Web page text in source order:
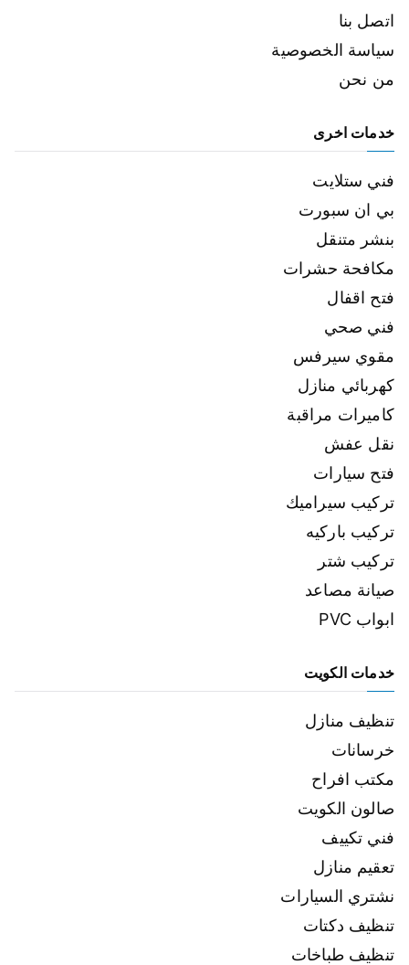
اتصل بنا
سياسة الخصوصية
من نحن
خدمات اخرى
فني ستلايت
بي ان سبورت
بنشر متنقل
مكافحة حشرات
فتح اقفال
فني صحي
مقوي سيرفس
كهربائي منازل
كاميرات مراقبة
نقل عفش
فتح سيارات
تركيب سيراميك
تركيب باركيه
تركيب شتر
صيانة مصاعد
ابواب PVC
خدمات الكويت
تنظيف منازل
خرسانات
مكتب افراح
صالون الكويت
فني تكييف
تعقيم منازل
نشتري السيارات
تنظيف دكتات
تنظيف طباخات